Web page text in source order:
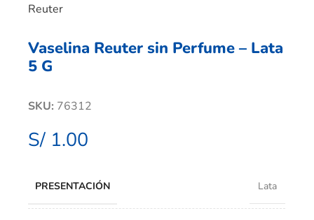
Reuter
Vaselina Reuter sin Perfume – Lata
5 G
SKU: 76312
S/ 1.00
PRESENTACIÓN Lata